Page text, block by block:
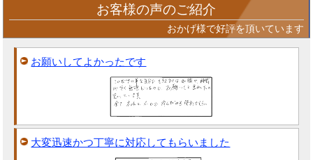
お客様の声のご紹介
おかげ様で好評を頂いています
お願いしてよかったです
大変迅速かつ丁寧に対応してもらいました